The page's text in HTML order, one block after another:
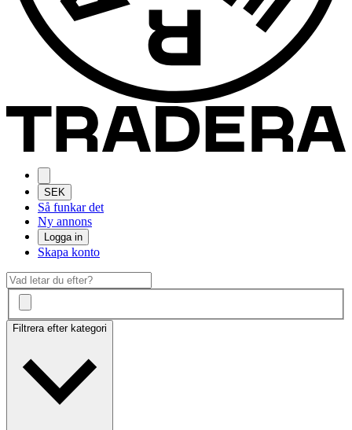
SEK
Så funkar det
Ny annons
Logga in
Skapa konto
Filtrera efter kategori